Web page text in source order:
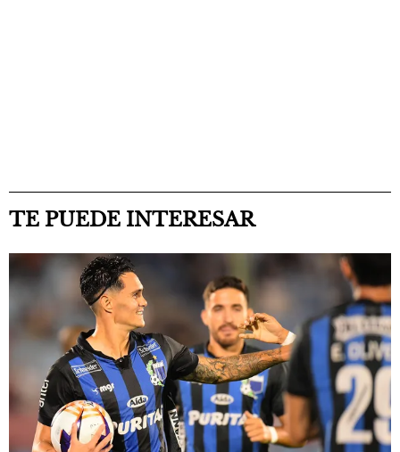
TE PUEDE INTERESAR